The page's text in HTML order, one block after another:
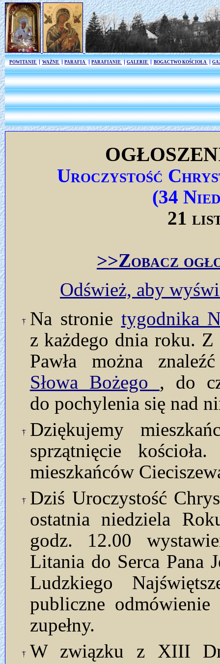
POWITANIE WAŻNE PARAFIA PARAFIANIE GALERIE BOGACTWO KOŚCIOŁA
Uroczystość
(34
21
>>Zobacz
Odśwież, aby
Na stronie tygodnika
z każdego dnia roku. Z
Pawła można
Słowa Bożego , do
do pochylenia się nad
Dziękujemy
sprzątnięcie
mieszkańców
Dziś Uroczystość
ostatnia niedziela
godz. 12.00
Litania do Serca Pana
Ludzkiego
publiczne
zupełny.
W związku z XIII